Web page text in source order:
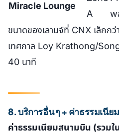
Miracle Lounge
A
ขนาดของเลานจ์ที่ CNX เล็กก
เทศกาล Loy Krathong/
40 นาที
8. บริการอื่น ๆ + ค่าธรรมเนียม
ค่าธรรมเนียมสนามบิน (รวม